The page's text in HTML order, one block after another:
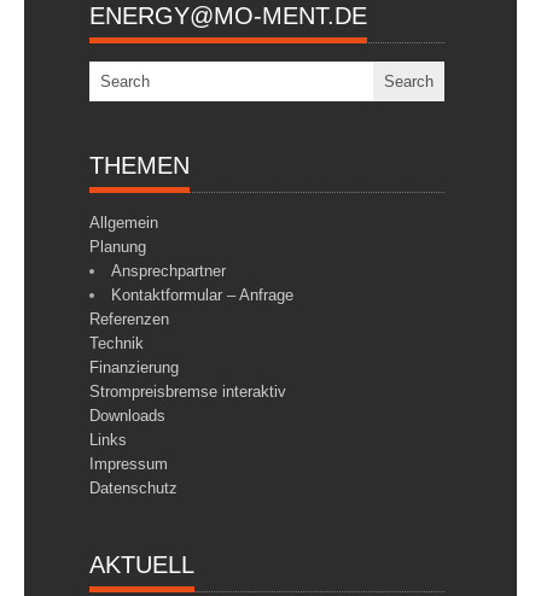
ENERGY@MO-MENT.DE
THEMEN
Allgemein
Planung
Ansprechpartner
Kontaktformular – Anfrage
Referenzen
Technik
Finanzierung
Strompreisbremse interaktiv
Downloads
Links
Impressum
Datenschutz
AKTUELL